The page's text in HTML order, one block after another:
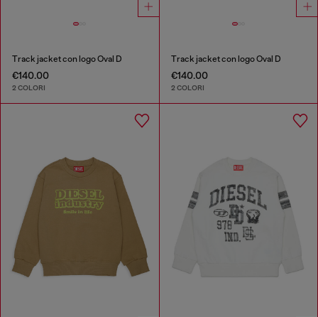
Track jacket con logo Oval D
€140.00
2 COLORI
Track jacket con logo Oval D
€140.00
2 COLORI